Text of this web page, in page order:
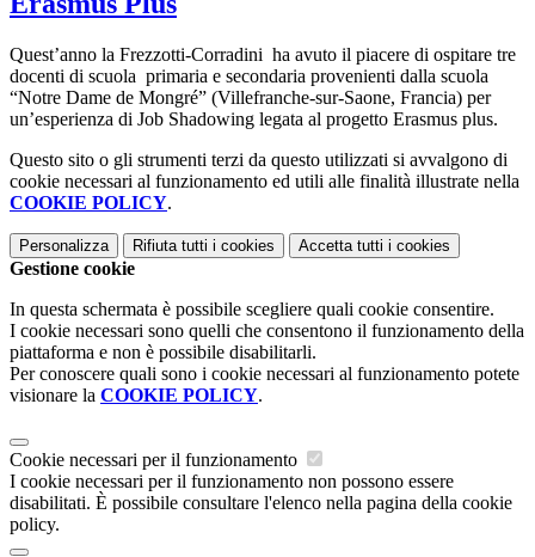
Quest’anno la Frezzotti-Corradini ha avuto il piacere di ospitare tre
docenti di scuola primaria e secondaria provenienti dalla scuola
“Notre Dame de Mongré” (Villefranche-sur-Saone, Francia) per
un’esperienza di Job Shadowing legata al progetto Erasmus plus.
Questo sito o gli strumenti terzi da questo utilizzati si avvalgono di
cookie necessari al funzionamento ed utili alle finalità illustrate nella
COOKIE POLICY.
Personalizza Rifiuta tutti i cookies Accetta tutti i cookies
Gestione cookie
In questa schermata è possibile scegliere quali cookie consentire.
I cookie necessari sono quelli che consentono il funzionamento della
piattaforma e non è possibile disabilitarli.
Per conoscere quali sono i cookie necessari al funzionamento potete
visionare la COOKIE POLICY.
Cookie necessari per il funzionamento
I cookie necessari per il funzionamento non possono essere
disabilitati. È possibile consultare l'elenco nella pagina della cookie
policy.